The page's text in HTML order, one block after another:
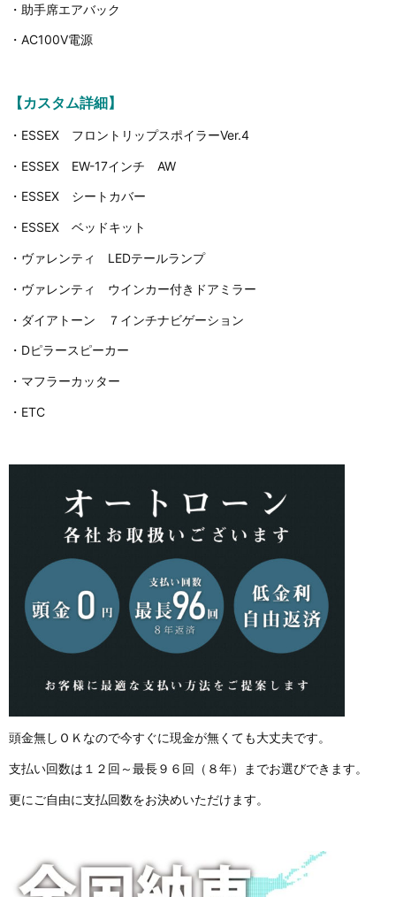
・助手席エアバック
・AC100V電源
【カスタム詳細】
・ESSEX フロントリップスポイラーVer.4
・ESSEX EW-17インチ AW
・ESSEX シートカバー
・ESSEX ベッドキット
・ヴァレンティ LEDテールランプ
・ヴァレンティ ウインカー付きドアミラー
・ダイアトーン ７インチナビゲーション
・Dピラースピーカー
・マフラーカッター
・ETC
頭金無しＯＫなので今すぐに現金が無くても大丈夫です。
支払い回数は１２回～最長９６回（８年）までお選びできます。
更にご自由に支払回数をお決めいただけます。